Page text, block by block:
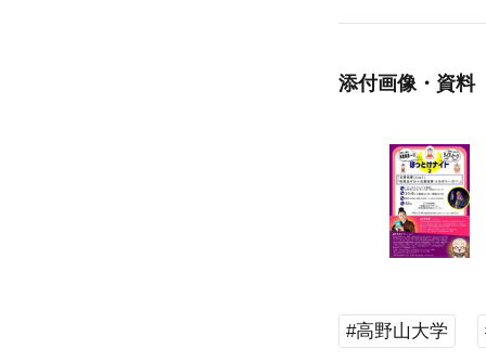
添付画像・資料
#高野山大学